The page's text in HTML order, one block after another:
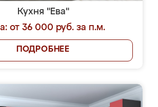
Кухня "Ева"
от 36 000 руб. за п.м.
ПОДРОБНЕЕ